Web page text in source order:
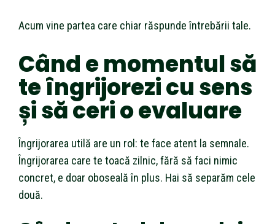
Acum vine partea care chiar răspunde întrebării tale.
Când e momentul să
te îngrijorezi cu sens
și să ceri o evaluare
Îngrijorarea utilă are un rol: te face atent la semnale.
Îngrijorarea care te toacă zilnic, fără să faci nimic
concret, e doar oboseală în plus. Hai să separăm cele
două.